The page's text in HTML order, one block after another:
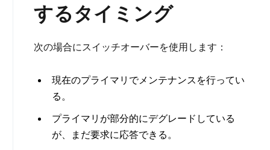
するタイミング
次の場合にスイッチオーバーを使用します：
現在のプライマリでメンテナンスを行ってい
る。
プライマリが部分的にデグレードしている
が、まだ要求に応答できる。